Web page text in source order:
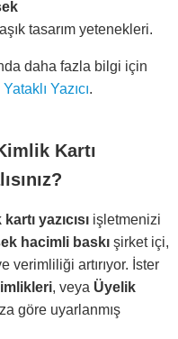
tasarım yetenekleri.
daha fazla bilgi için
Yazıcı.
Kartı
yazıcısı işletmenizi
hacimli baskı şirket içi,
verimliliği artırıyor. İster
, veya Üyelik
göre uyarlanmış